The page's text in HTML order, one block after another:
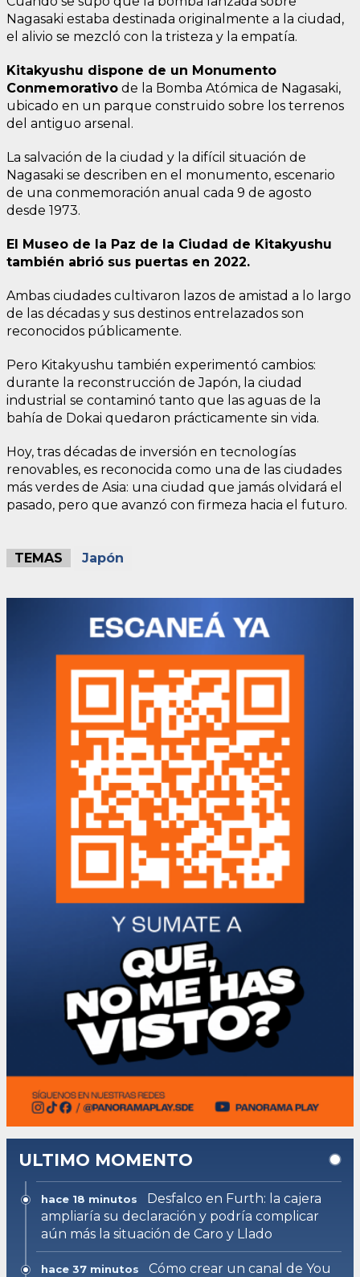
Nagasaki estaba destinada originalmente a la ciudad,
el alivio se mezcló con la tristeza y la empatía.
Kitakyushu dispone de un Monumento
Conmemorativo de la Bomba Atómica de Nagasaki,
ubicado en un parque construido sobre los terrenos
del antiguo arsenal.
La salvación de la ciudad y la difícil situación de
Nagasaki se describen en el monumento, escenario
de una conmemoración anual cada 9 de agosto
desde 1973.
El Museo de la Paz de la Ciudad de Kitakyushu
también abrió sus puertas en 2022.
Ambas ciudades cultivaron lazos de amistad a lo largo
de las décadas y sus destinos entrelazados son
reconocidos públicamente.
Pero Kitakyushu también experimentó cambios:
durante la reconstrucción de Japón, la ciudad
industrial se contaminó tanto que las aguas de la
bahía de Dokai quedaron prácticamente sin vida.
Hoy, tras décadas de inversión en tecnologías
renovables, es reconocida como una de las ciudades
más verdes de Asia: una ciudad que jamás olvidará el
pasado, pero que avanzó con firmeza hacia el futuro.
TEMAS Japón
ULTIMO MOMENTO
hace 18 minutos
Desfalco en Furth: la cajera
ampliaría su declaración y podría complicar
aún más la situación de Caro y Llado
hace 37 minutos
Cómo crear un canal de You